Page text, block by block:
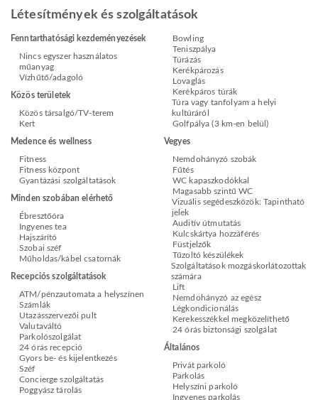
Létesítmények és szolgáltatások
Fenntarthatósági kezdeményezések
Nincs egyszer használatos
műanyag
Vízhűtő/adagoló
Közös területek
Közös társalgó/TV-terem
Kert
Medence és wellness
Fitness
Fitness központ
Gyantázási szolgáltatások
Minden szobában elérhető
Ébresztőóra
Ingyenes tea
Hajszárító
Szobai széf
Műholdas/kábel csatornák
Recepciós szolgáltatások
ATM/pénzautomata a helyszínen
Számlák
Utazásszervezői pult
Valutaváltó
Parkolószolgálat
24 órás recepció
Gyors be- és kijelentkezés
Széf
Concierge szolgáltatás
Poggyász tárolás
Bowling
Teniszpálya
Túrázás
Kerékpározás
Lovaglás
Kerékpáros túrák
Túra vagy tanfolyam a helyi
kultúráról
Golfpálya (3 km-en belül)
Vegyes
Nemdohányzó szobák
Fűtés
WC kapaszkodókkal
Magasabb szintű WC
Vizuális segédeszközök: Tapintható
jelek
Auditív útmutatás
Kulcskártya hozzáférés
Füstjelzők
Tűzoltó készülékek
Szolgáltatások mozgáskorlátozottak
számára
Lift
Nemdohányzó az egész
Légkondicionálás
Kerekesszékkel megközelíthető
24 órás biztonsági szolgálat
Általános
Privát parkoló
Parkolás
Helyszíni parkoló
Ingyenes parkolás